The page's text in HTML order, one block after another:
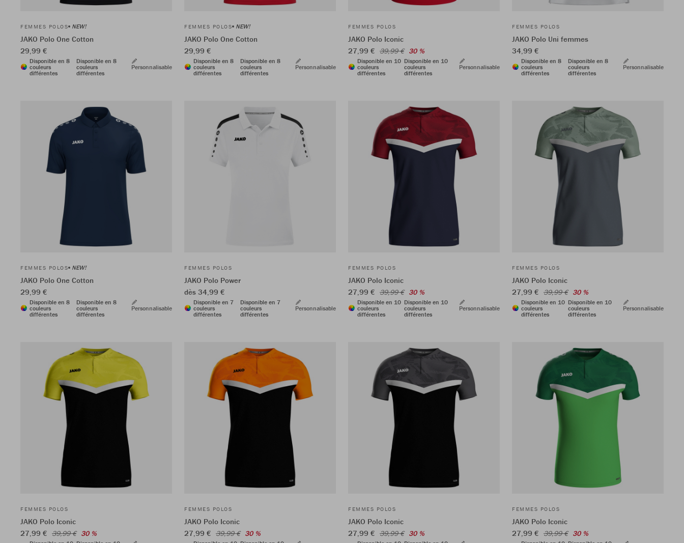
FEMMES POLOS NEW!
JAKO Polo One Cotton
29,99 €
Disponible en 8
couleurs
différentes
Disponible en 8
couleurs
différentes
Personnalisable
FEMMES POLOS NEW!
JAKO Polo One Cotton
29,99 €
Disponible en 8
couleurs
différentes
Disponible en 8
couleurs
différentes
Personnalisable
FEMMES POLOS
JAKO Polo Iconic
27,99 € 39,99 € 30 %
Disponible en 10
couleurs
différentes
Disponible en 10
couleurs
différentes
Personnalisable
FEMMES POLOS
JAKO Polo Uni femmes
34,99 €
Disponible en 8
couleurs
différentes
Disponible en 8
couleurs
différentes
Personnalisable
FEMMES POLOS NEW!
JAKO Polo One Cotton
29,99 €
Disponible en 8
couleurs
différentes
Disponible en 8
couleurs
différentes
Personnalisable
FEMMES POLOS
JAKO Polo Power
dès 34,99 €
Disponible en 7
couleurs
différentes
Disponible en 7
couleurs
différentes
Personnalisable
FEMMES POLOS
JAKO Polo Iconic
27,99 € 39,99 € 30 %
Disponible en 10
couleurs
différentes
Disponible en 10
couleurs
différentes
Personnalisable
FEMMES POLOS
JAKO Polo Iconic
27,99 € 39,99 € 30 %
Disponible en 10
couleurs
différentes
Disponible en 10
couleurs
différentes
Personnalisable
FEMMES POLOS
JAKO Polo Iconic
27,99 € 39,99 € 30 %
FEMMES POLOS
JAKO Polo Iconic
27,99 € 39,99 € 30 %
FEMMES POLOS
JAKO Polo Iconic
27,99 € 39,99 € 30 %
FEMMES POLOS
JAKO Polo Iconic
27,99 € 39,99 € 30 %